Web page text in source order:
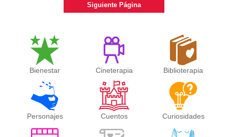
Siguiente Página
Bienestar Cineterapia Biblioterapia
Personajes Cuentos Curiosidades